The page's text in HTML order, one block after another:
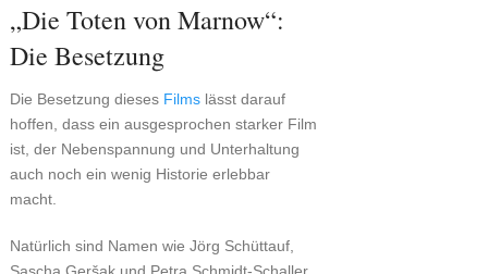
„Die Toten von Marnow“:
Die Besetzung
Die Besetzung dieses Filmslässt darauf
hoffen, dass ein ausgesprochen starker Film
ist, der Nebenspannung und Unterhaltung
auch noch ein wenig Historie erlebbar
macht.
Natürlich sind Namen wie Jörg Schüttauf,
Sascha Geršak und Petra Schmidt-Schaller